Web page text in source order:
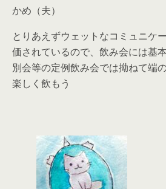
かめ（夫）
とりあえずウェットなコミュニケ
価されているので、飲み会には基
別会等の定例飲み会では拗ねて端
楽しく飲もう